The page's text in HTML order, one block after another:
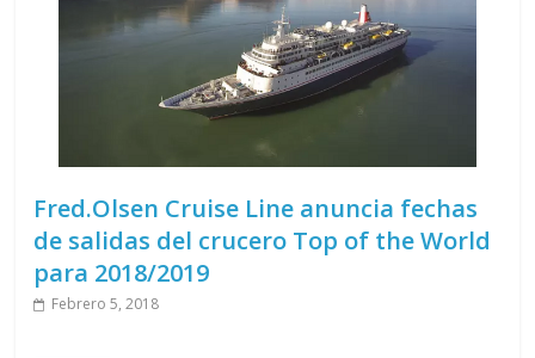
Fred.Olsen Cruise Line anuncia fechas
de salidas del crucero Top of the World
para 2018/2019
Febrero 5, 2018